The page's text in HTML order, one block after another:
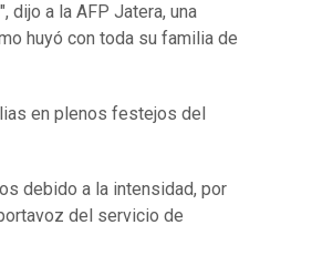
dijo a la AFP Jatera, una
huyó con toda su familia de
en plenos festejos del
debido a la intensidad, por
del servicio de